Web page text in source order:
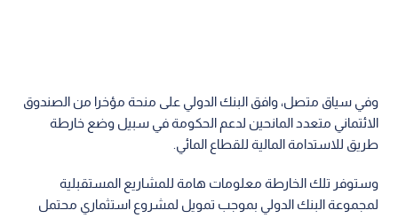
وفي سياق متصل، وافق البنك الدولي على منحة مؤخرا من الصندوق
الائتماني متعدد المانحين لدعم الحكومة في سبيل وضع خارطة
طريق للاستدامة المالية للقطاع المائي.
وستوفر تلك الخارطة معلومات هامة للمشاريع المستقبلية
لمجموعة البنك الدولي بموجب تمويل لمشروع استثماري محتمل